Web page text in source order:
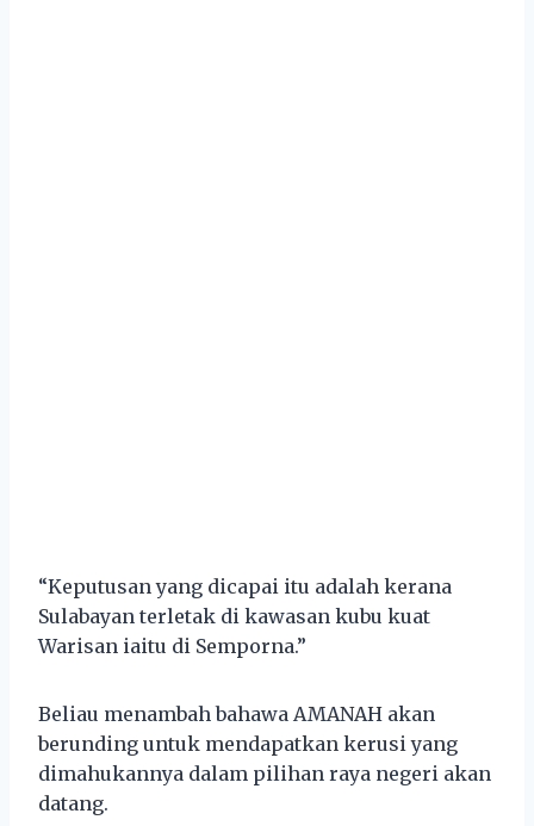
“Keputusan yang dicapai itu adalah kerana
Sulabayan terletak di kawasan kubu kuat
Warisan iaitu di Semporna.”
Beliau menambah bahawa AMANAH akan
berunding untuk mendapatkan kerusi yang
dimahukannya dalam pilihan raya negeri akan
datang.